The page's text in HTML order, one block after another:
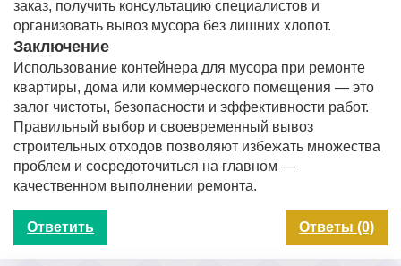
заказ, получить консультацию специалистов и
организовать вывоз мусора без лишних хлопот.
Заключение
Использование контейнера для мусора при ремонте
квартиры, дома или коммерческого помещения — это
залог чистоты, безопасности и эффективности работ.
Правильный выбор и своевременный вывоз
строительных отходов позволяют избежать множества
проблем и сосредоточиться на главном —
качественном выполнении ремонта.
Ответить Ответы (0)